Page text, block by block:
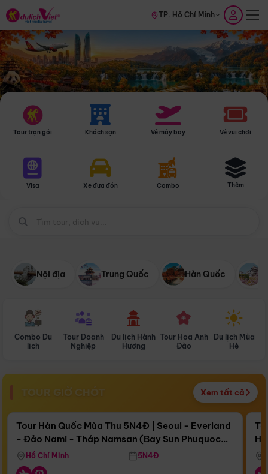
TP. Hồ Chí Minh
Tour trọn gói Khách sạn Vé máy bay Vé vui chơi
Visa Xe đưa đón Combo Thêm
Nội địa Trung Quốc Hàn Quốc
Combo Du
lịch
Tour Doanh
Nghiệp
Du lịch Hành
Hương
Tour Hoa Anh
Đào
Du lịch Mùa
Hè
TOUR GIỜ CHÓT Xem tất cả
Còn16 ngày 17:55:19
Bay Sun Phuquoc Airways
Điểm nổi bật
Tour Hàn Quốc Mùa Thu 5N4Đ | Seoul - Everland
- Đảo Nami - Tháp Namsan (Bay Sun Phuquoc
Airways)
Hồ Chí Minh 5N4Đ